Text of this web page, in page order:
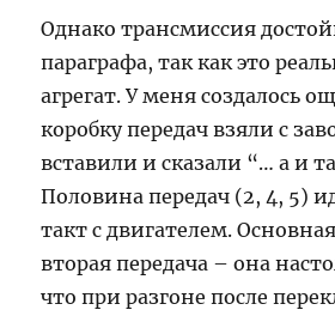
Однако трансмиссия
параграфа, так как это
агрегат. У меня создалось
коробку передач взяли с
вставили и сказали “… а и
Половина передач (2, 4, 5)
такт с двигателем.
вторая передача – она
что при разгоне после